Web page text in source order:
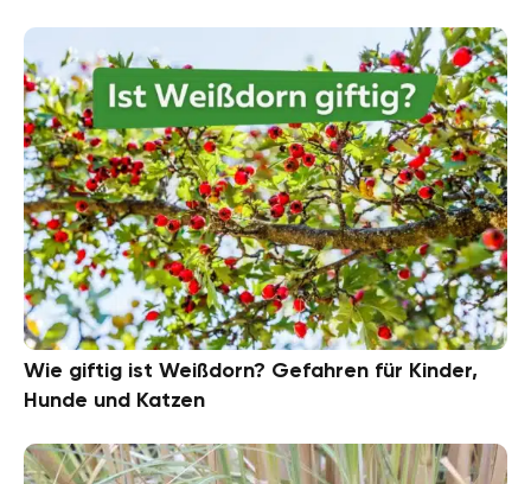
Wie giftig ist Weißdorn? Gefahren für Kinder,
Hunde und Katzen